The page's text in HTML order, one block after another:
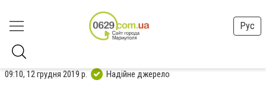
Рус
09:10, 12 грудня 2019 р. Надійне джерело